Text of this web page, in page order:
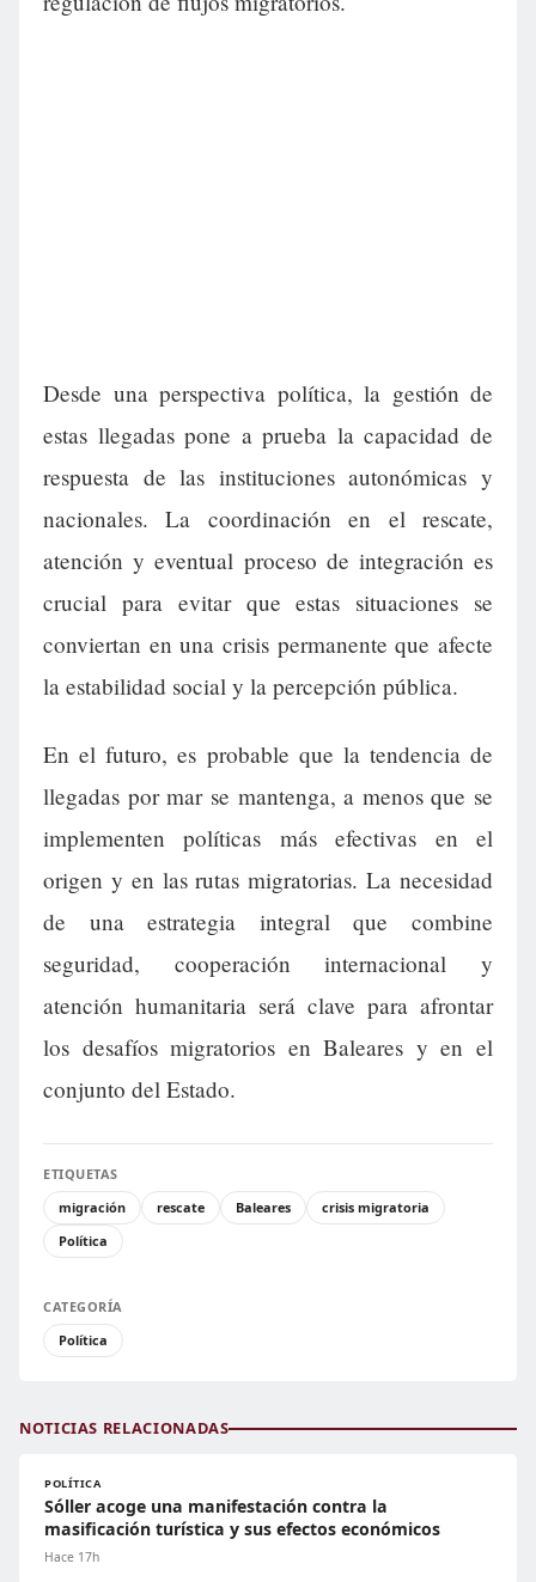
Desde una perspectiva política, la gestión de
estas llegadas pone a prueba la capacidad de
respuesta de las instituciones autonómicas y
nacionales. La coordinación en el rescate,
atención y eventual proceso de integración es
crucial para evitar que estas situaciones se
conviertan en una crisis permanente que afecte
la estabilidad social y la percepción pública.
En el futuro, es probable que la tendencia de
llegadas por mar se mantenga, a menos que se
implementen políticas más efectivas en el
origen y en las rutas migratorias. La necesidad
de una estrategia integral que combine
seguridad, cooperación internacional y
atención humanitaria será clave para afrontar
los desafíos migratorios en Baleares y en el
conjunto del Estado.
ETIQUETAS
migración
rescate Baleares
crisis migratoria
Política
CATEGORÍA
Política
NOTICIAS RELACIONADAS
POLÍTICA
Sóller acoge una manifestación contra la
masificación turística y sus efectos económicos
Hace 17h